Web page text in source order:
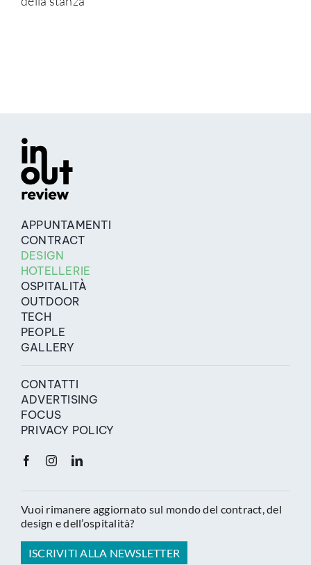
APPUNTAMENTI
CONTRACT
DESIGN
HOTELLERIE
OSPITALITÀ
OUTDOOR
TECH
PEOPLE
GALLERY
CONTATTI
ADVERTISING
FOCUS
PRIVACY POLICY
Vuoi rimanere aggiornato sul mondo del contract, del
design e dell’ospitalità?
ISCRIVITI ALLA NEWSLETTER